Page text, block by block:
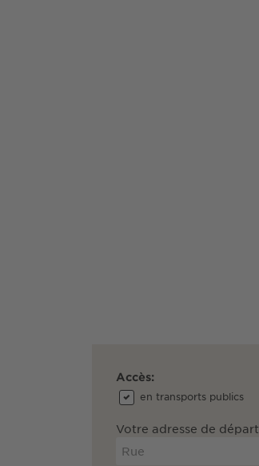
Accès:
en transports publics
Votre adresse de départ